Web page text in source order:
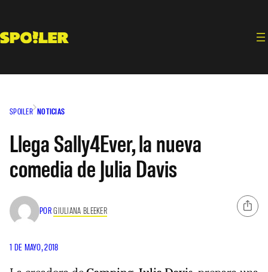
contenido
SPOILER NOTICIAS
Llega Sally4Ever, la nueva
comedia de Julia Davis
PORGIULIANA BLEEKER
1 DE MAYO, 2018